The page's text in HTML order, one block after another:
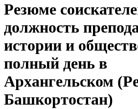
Резюме
должность
истории и
полный день в
Архангельском
Башкортостан)